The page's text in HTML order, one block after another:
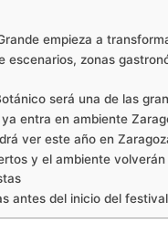
empieza a
escenarios, zonas
será una de las
entra en ambiente
ver este año en
y el ambiente volverán
antes del inicio del festival